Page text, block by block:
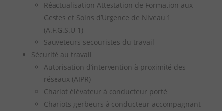
Réactualisation Attestation de Formation aux
Gestes et Soins d’Urgence de Niveau 1
(A.F.G.S.U 1)
Sauveteurs secouristes du travail
Sécurité au travail
Autorisation d’intervention à proximité des
réseaux (AIPR)
Chariot élévateur à conducteur porté
Chariots gerbeurs à conducteur accompagnant